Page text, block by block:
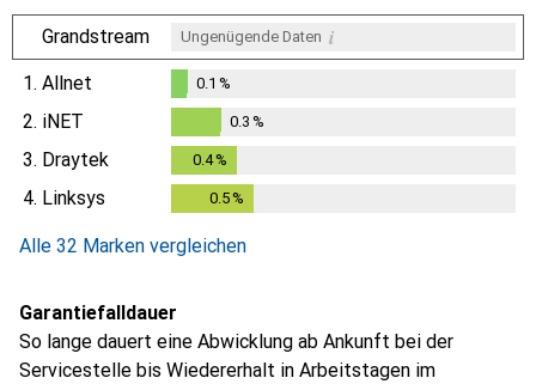
Grandstream Ungenügende Daten i
1. Allnet
%
0.1 %
2. iNET
0.3%
0.3 %
3. Draytek 0.4%
4. Linksys 0.5%
Alle 32 Marken vergleichen
Garantiefalldauer
So lange dauert eine Abwicklung ab Ankunft bei der
Servicestelle bis Wiedererhalt in Arbeitstagen im